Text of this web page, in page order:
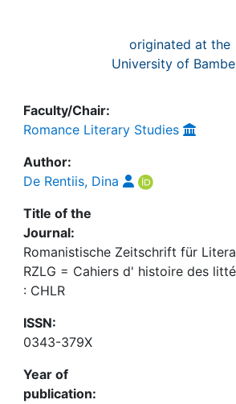
originated at the
University of
Faculty/Chair:
Romance Literary Studies
Author:
De Rentiis, Dina
Title of the
Journal:
Romanistische Zeitschrift für
RZLG = Cahiers d' histoire des
: CHLR
ISSN:
0343-379X
Year of
publication: